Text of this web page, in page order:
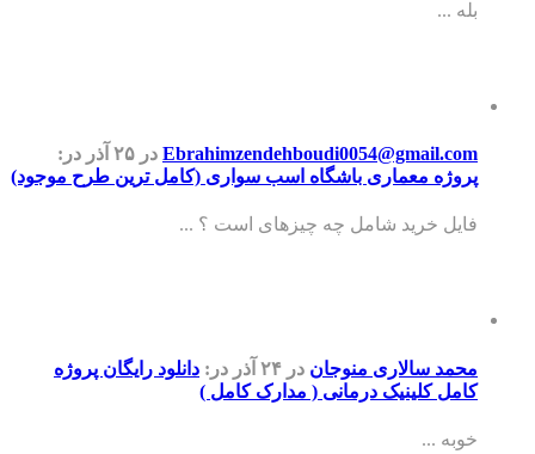
بله ...
Ebrahimzendehboudi0054@gmail.com در ۲۵ آذر
در:
پروژه معماری باشگاه اسب سواری (کامل ترین طرح موجود)
فایل خرید شامل چه چیزهای است ؟ ...
محمد سالاری منوجان در ۲۴ آذر در: دانلود رایگان پروژه
کامل کلینیک درمانی ( مدارک کامل )
خوبه ...